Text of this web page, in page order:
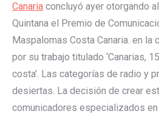
Canaria concluyó ayer otorgando
Quintana el Premio de
Maspalomas Costa Canaria. en la
por su trabajo titulado ‘Canarias,
costa’. Las categorías de radio y
desiertas. La decisión de crear
comunicadores especializados